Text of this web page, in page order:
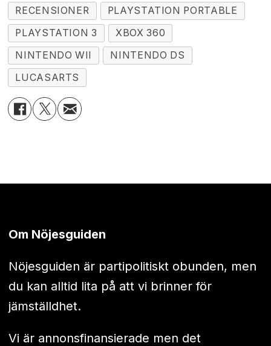
RECENSIONER
PLAYSTATION PORTABLE
PLAYSTATION 3
XBOX 360
NINTENDO WII
NINTENDO DS
LUCASARTS
Om Nöjesguiden
Nöjesguiden är partipolitiskt obunden, men
du kan alltid lita på att vi brinner för
jämställdhet.
Vi är annonsfinansierade men det